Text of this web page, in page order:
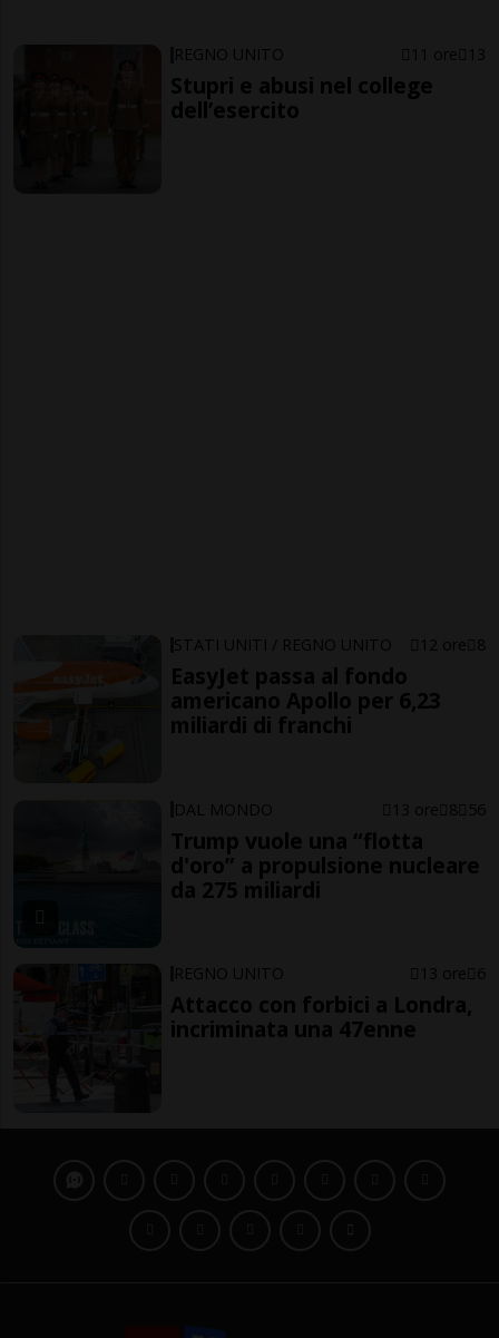
REGNO UNITO 11 ore 13
Stupri e abusi nel college
dell’esercito
STATI UNITI / REGNO UNITO 12 ore 8
EasyJet passa al fondo
americano Apollo per 6,23
miliardi di franchi
DAL MONDO 13 ore 8 56
Trump vuole una “flotta
d'oro” a propulsione nucleare
da 275 miliardi
REGNO UNITO 13 ore 6
Attacco con forbici a Londra,
incriminata una 47enne